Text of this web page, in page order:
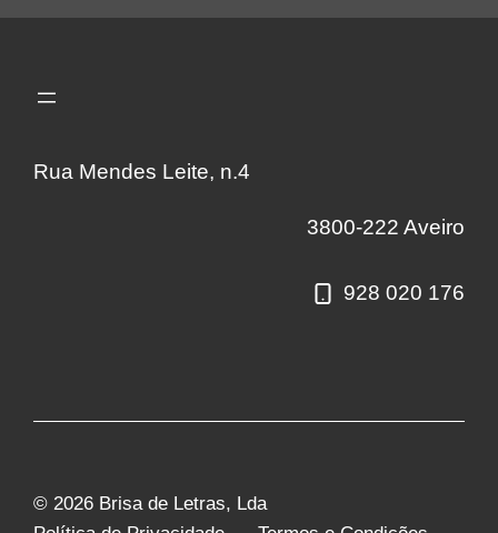
Rua Mendes Leite, n.4
3800-222 Aveiro
928 020 176
© 2026 Brisa de Letras, Lda